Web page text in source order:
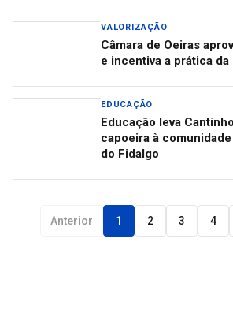
VALORIZAÇÃO
Câmara de Oeiras
e incentiva a prática
EDUCAÇÃO
Educação leva
capoeira à
do Fidalgo
Anterior 1 2 3 4